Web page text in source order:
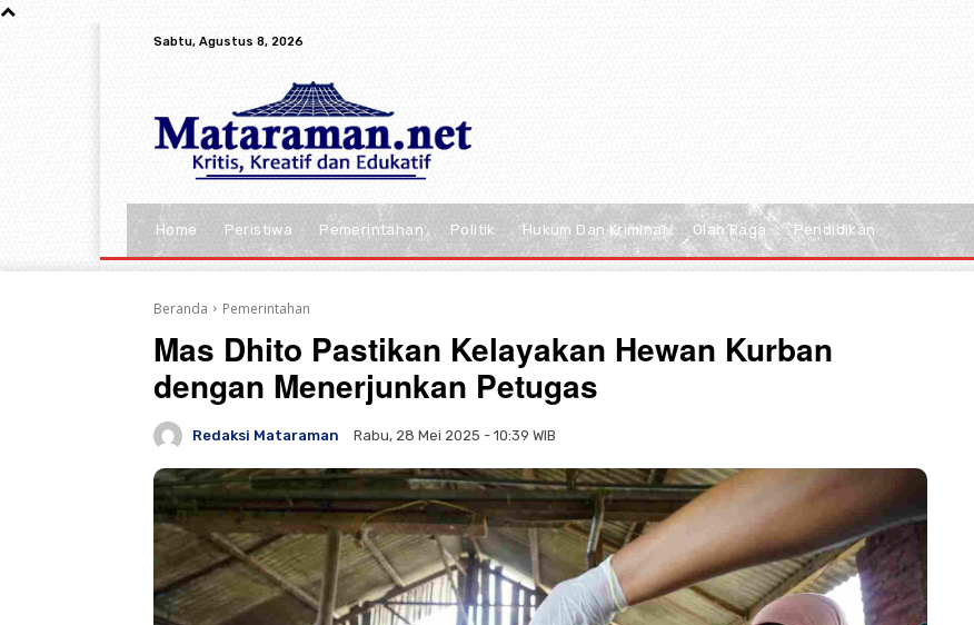
Sabtu, Agustus 8, 2026
Home Peristiwa Pemerintahan Politik Hukum Dan Kriminal Olah Raga Pendidikan
Beranda Pemerintahan
Mas Dhito Pastikan Kelayakan Hewan Kurban
dengan Menerjunkan Petugas
Redaksi Mataraman Rabu, 28 Mei 2025 - 10:39 WIB